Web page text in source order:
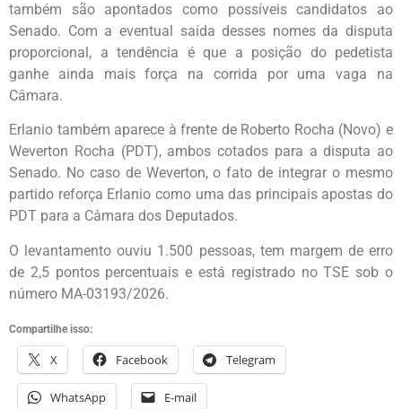
também são apontados como possíveis candidatos ao
Senado. Com a eventual saída desses nomes da disputa
proporcional, a tendência é que a posição do pedetista
ganhe ainda mais força na corrida por uma vaga na
Câmara.
Erlanio também aparece à frente de Roberto Rocha (Novo) e
Weverton Rocha (PDT), ambos cotados para a disputa ao
Senado. No caso de Weverton, o fato de integrar o mesmo
partido reforça Erlanio como uma das principais apostas do
PDT para a Câmara dos Deputados.
O levantamento ouviu 1.500 pessoas, tem margem de erro
de 2,5 pontos percentuais e está registrado no TSE sob o
número MA-03193/2026.
Compartilhe isso:
X Facebook Telegram
WhatsApp E-mail